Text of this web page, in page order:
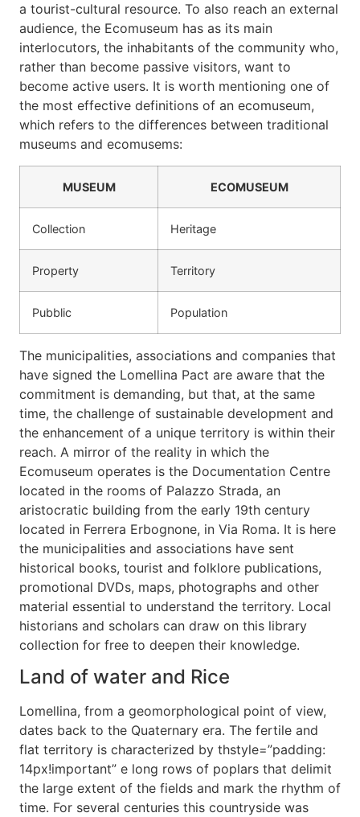
a tourist-cultural resource. To also reach an external
audience, the Ecomuseum has as its main
interlocutors, the inhabitants of the community who,
rather than become passive visitors, want to
become active users. It is worth mentioning one of
the most effective definitions of an ecomuseum,
which refers to the differences between traditional
museums and ecomusems:
MUSEUM ECOMUSEUM
Collection Heritage
Property Territory
Pubblic Population
The municipalities, associations and companies that
have signed the Lomellina Pact are aware that the
commitment is demanding, but that, at the same
time, the challenge of sustainable development and
the enhancement of a unique territory is within their
reach. A mirror of the reality in which the
Ecomuseum operates is the Documentation Centre
located in the rooms of Palazzo Strada, an
aristocratic building from the early 19th century
located in Ferrera Erbognone, in Via Roma. It is here
the municipalities and associations have sent
historical books, tourist and folklore publications,
promotional DVDs, maps, photographs and other
material essential to understand the territory. Local
historians and scholars can draw on this library
collection for free to deepen their knowledge.
Land of water and Rice
Lomellina, from a geomorphological point of view,
dates back to the Quaternary era. The fertile and
flat territory is characterized by thstyle=”padding:
14px!important” e long rows of poplars that delimit
the large extent of the fields and mark the rhythm of
time. For several centuries this countryside was